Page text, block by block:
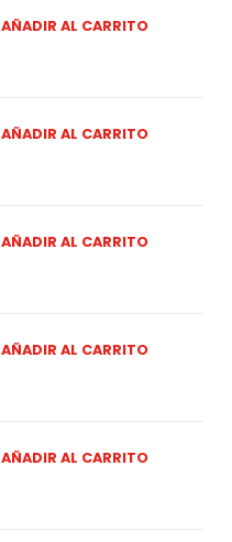
AÑADIR AL CARRITO
AÑADIR AL CARRITO
AÑADIR AL CARRITO
AÑADIR AL CARRITO
AÑADIR AL CARRITO